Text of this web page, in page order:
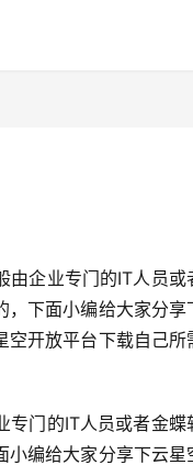
由企业专门的IT人员或
，下面小编给大家分享
空开放平台下载自己所
专门的IT人员或者金蝶
小编给大家分享下云星